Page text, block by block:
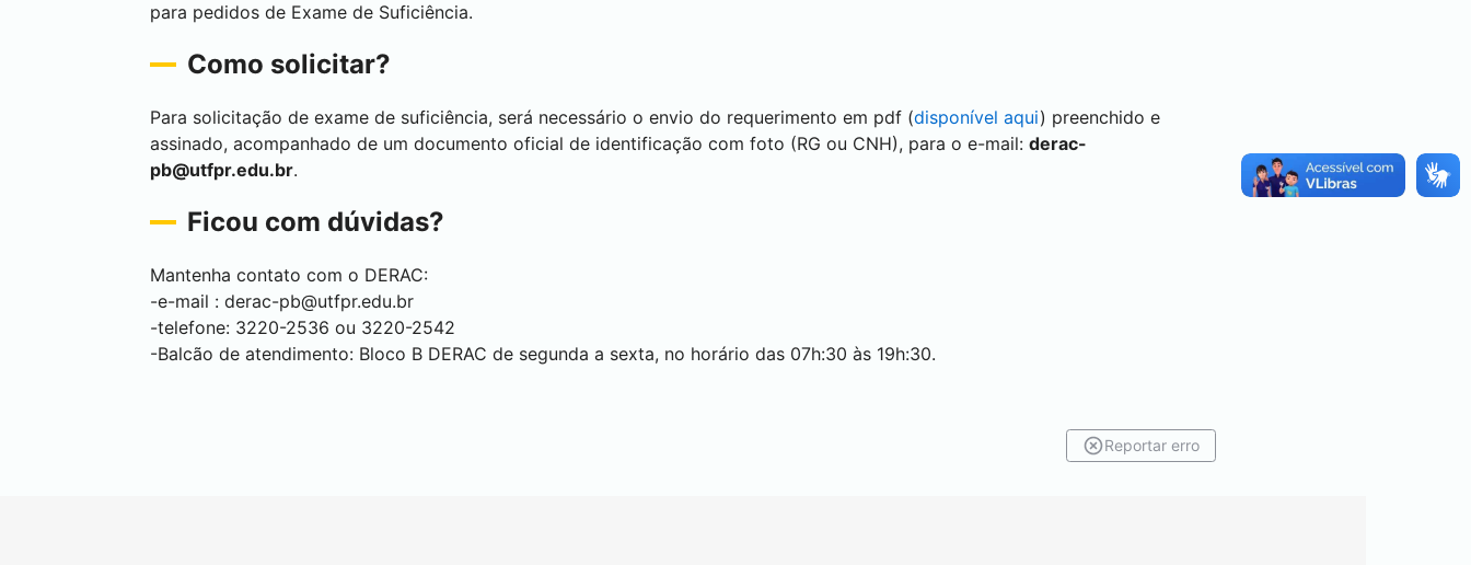
para pedidos de Exame de Suficiência.
Como solicitar?
Para solicitação de exame de suficiência, será necessário o envio do requerimento em pdf (disponível aqui) preenchido e
assinado, acompanhado de um documento oficial de identificação com foto (RG ou CNH), para o e-mail: derac-
pb@utfpr.edu.br.
Ficou com dúvidas?
Mantenha contato com o DERAC:
-e-mail : derac-pb@utfpr.edu.br
-telefone: 3220-2536 ou 3220-2542
-Balcão de atendimento: Bloco B DERAC de segunda a sexta, no horário das 07h:30 às 19h:30.
Reportar erro